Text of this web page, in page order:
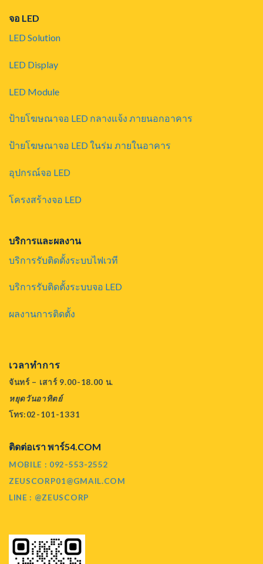
จอ LED
LED Solution
LED Display
LED Module
ป้ายโฆษณาจอ LED กลางแจ้ง ภายนอกอาคาร
ป้ายโฆษณาจอ LED ในร่ม ภายในอาคาร
อุปกรณ์จอ LED
โครงสร้างจอ LED
บริการและผลงาน
บริการรับติดตั้งระบบไฟเวที
บริการรับติดตั้งระบบจอ LED
ผลงานการติดตั้ง
เวลาทำการ
จันทร์ – เสาร์ 9.00-18.00 น.
หยุดวันอาทิตย์
โทร:02-101-1331
ติดต่อเรา พาร์54.COM
MOBILE : 092-553-2552
ZEUSCORP01@GMAIL.COM
LINE : @ZEUSCORP